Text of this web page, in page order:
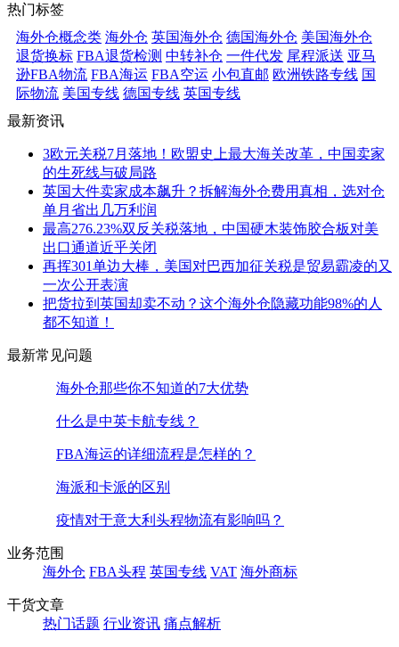
热门标签
海外仓概念类 海外仓 英国海外仓 德国海外仓 美国海外仓
退货换标 FBA退货检测 中转补仓 一件代发 尾程派送 亚马
逊FBA物流 FBA海运 FBA空运 小包直邮 欧洲铁路专线 国
际物流 美国专线 德国专线 英国专线
最新资讯
3欧元关税7月落地！欧盟史上最大海关改革，中国卖家
的生死线与破局路
英国大件卖家成本飙升？拆解海外仓费用真相，选对仓
单月省出几万利润
最高276.23%双反关税落地，中国硬木装饰胶合板对美
出口通道近乎关闭
再挥301单边大棒，美国对巴西加征关税是贸易霸凌的又
一次公开表演
把货拉到英国却卖不动？这个海外仓隐藏功能98%的人
都不知道！
最新常见问题
海外仓那些你不知道的7大优势
什么是中英卡航专线？
FBA海运的详细流程是怎样的？
海派和卡派的区别
疫情对于意大利头程物流有影响吗？
业务范围
海外仓 FBA头程 英国专线 VAT 海外商标
干货文章
热门话题 行业资讯 痛点解析